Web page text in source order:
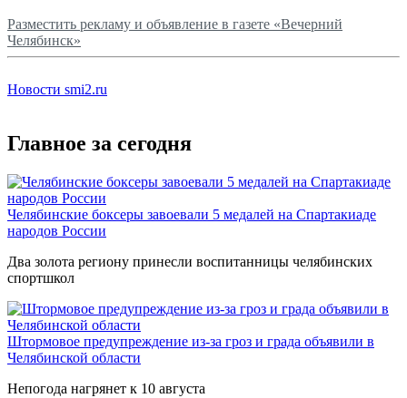
Разместить рекламу и объявление в газете «Вечерний
Челябинск»
Новости smi2.ru
Главное за сегодня
Челябинские боксеры завоевали 5 медалей на Спартакиаде
народов России
Два золота региону принесли воспитанницы челябинских
спортшкол
Штормовое предупреждение из-за гроз и града объявили в
Челябинской области
Непогода нагрянет к 10 августа